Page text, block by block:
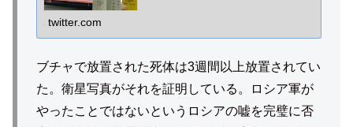
twitter.com
ブチャで放置された死体は3週間以上放置されてい
た。衛星写真がそれを証明している。ロシア軍が
やったことではないというロシアの嘘を完璧に否